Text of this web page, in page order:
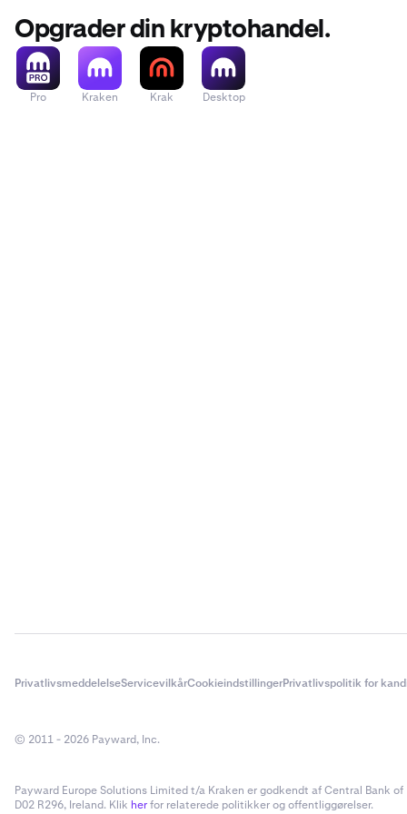
Opgrader din kryptohandel.
Pro Kraken Krak Desktop
PrivatlivsmeddelelseServicevilkårCookieindstillingerPrivatlivspolitik for
© 2011 - 2026 Payward, Inc.
Payward Europe Solutions Limited t/a Kraken er godkendt af Central Bank
D02 R296, Ireland. Klik herfor relaterede politikker og offentliggørelser.